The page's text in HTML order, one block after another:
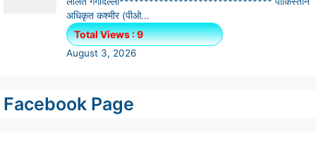
Facebook Page